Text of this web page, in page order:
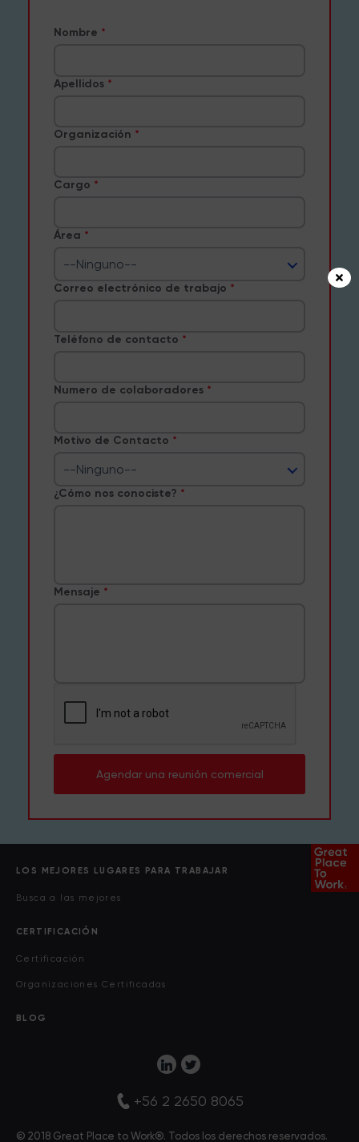
Nombre
Apellidos
Organización
Cargo
Área
--Ninguno--
Correo electrónico de trabajo
Teléfono de contacto
Numero de colaboradores
Motivo de Contacto
--Ninguno--
¿Cómo nos conociste?
Mensaje
Agendar una reunión comercial
LOS MEJORES LUGARES PARA TRABAJAR
Busca a las mejores
CERTIFICACIÓN
Certificación
Organizaciones Certificadas
BLOG
+56 2 2650 8065
© 2018 Great Place to Work®. Todos los derechos reservados.